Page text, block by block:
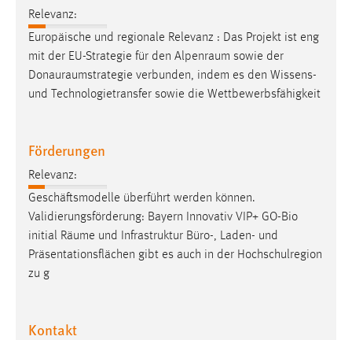
Relevanz:
Europäische und regionale Relevanz : Das Projekt ist eng
mit der EU-Strategie für den Alpenraum sowie der
Donauraumstrategie verbunden, indem es den Wissens-
und Technologietransfer sowie die Wettbewerbsfähigkeit
Förderungen
Relevanz:
Geschäftsmodelle überführt werden können.
Validierungsförderung: Bayern Innovativ VIP+ GO-Bio
initial Räume und Infrastruktur Büro-, Laden- und
Präsentationsflächen gibt es auch in der Hochschulregion
zu g
Kontakt